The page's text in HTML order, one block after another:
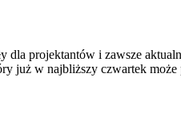
projektantów i zawsze
już w najbliższy czwartek